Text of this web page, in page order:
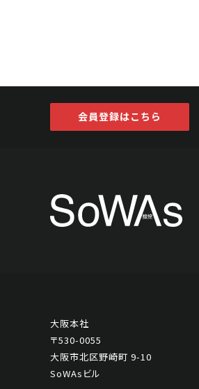
会員登録はこちら
大阪本社
〒530-0055
大阪市北区野崎町 9-10
SoWAsビル